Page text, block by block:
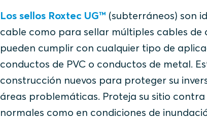
Los sellos Roxtec UG™ (subterráneos) son
cable como para sellar múltiples cables
pueden cumplir con cualquier tipo de
conductos de PVC o conductos de metal.
construcción nuevos para proteger su
áreas problemáticas. Proteja su sitio
normales como en condiciones de